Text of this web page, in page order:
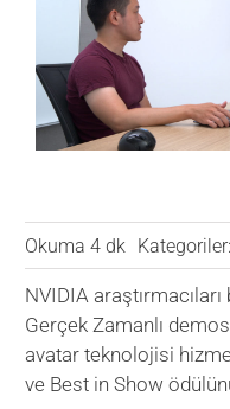
VERİ MERKEZİ
OYUN
Okuma 4 dk
NVIDIA
Gerçek Zamanlı
avatar teknolojisi
ve Best in Show